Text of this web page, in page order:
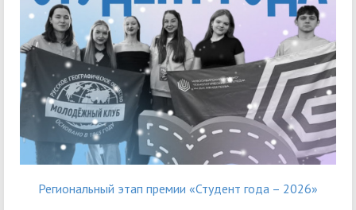
Региональный этап премии «Студент года – 2026»